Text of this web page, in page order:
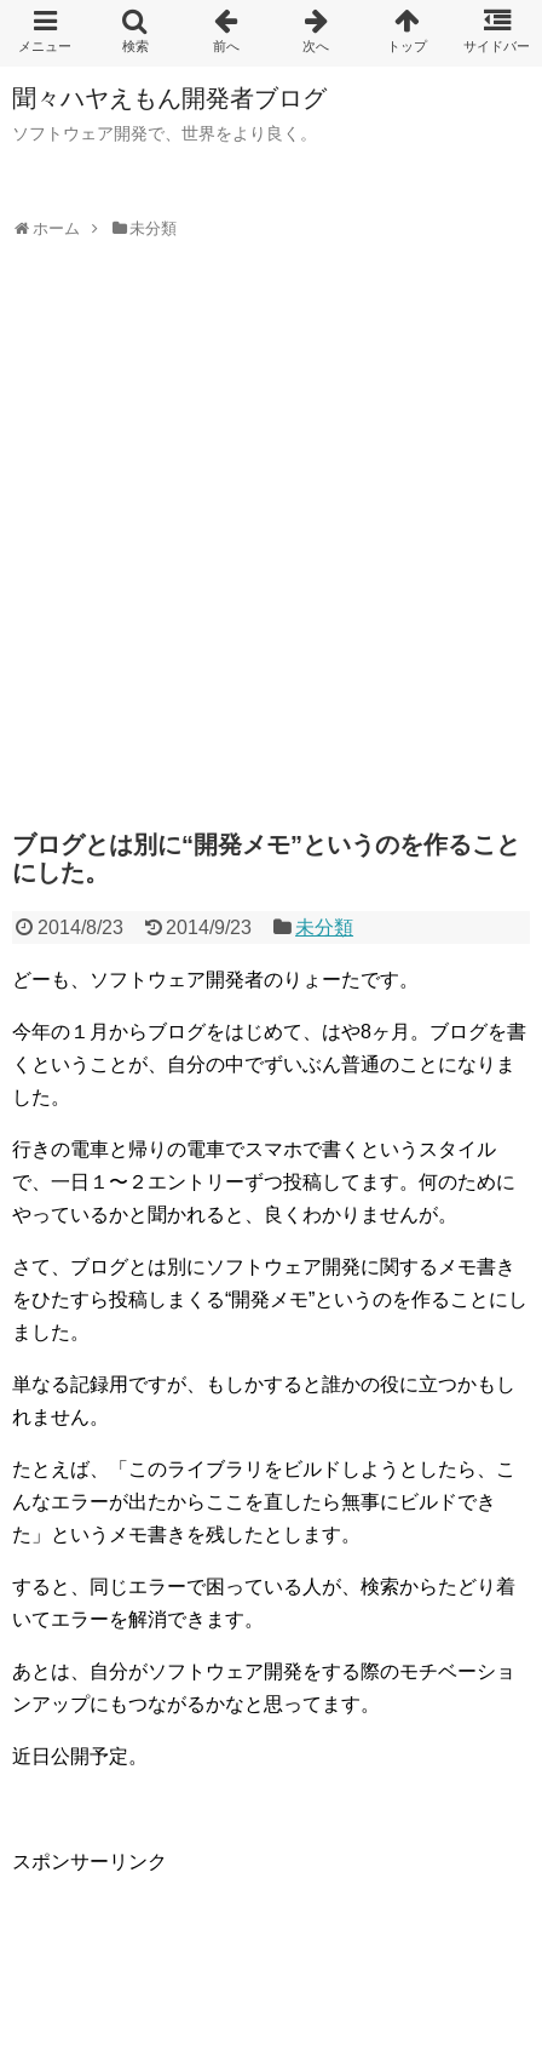
聞々ハヤえもん開発者ブログ
ソフトウェア開発で、世界をより良く。
ホーム 未分類
ブログとは別に“開発メモ”というのを作ること
にした。
2014/8/23 2014/9/23 未分類
どーも、ソフトウェア開発者のりょーたです。
今年の１月からブログをはじめて、はや8ヶ月。ブログを書
くということが、自分の中でずいぶん普通のことになりま
した。
行きの電車と帰りの電車でスマホで書くというスタイル
で、一日１〜２エントリーずつ投稿してます。何のために
やっているかと聞かれると、良くわかりませんが。
さて、ブログとは別にソフトウェア開発に関するメモ書き
をひたすら投稿しまくる“開発メモ”というのを作ることにし
ました。
単なる記録用ですが、もしかすると誰かの役に立つかもし
れません。
たとえば、「このライブラリをビルドしようとしたら、こ
んなエラーが出たからここを直したら無事にビルドでき
た」というメモ書きを残したとします。
すると、同じエラーで困っている人が、検索からたどり着
いてエラーを解消できます。
あとは、自分がソフトウェア開発をする際のモチベーショ
ンアップにもつながるかなと思ってます。
近日公開予定。
スポンサーリンク